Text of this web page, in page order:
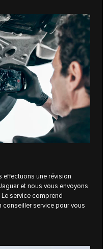
effectuons une révision
et nous vous envoyons
service comprend
conseiller service pour vous